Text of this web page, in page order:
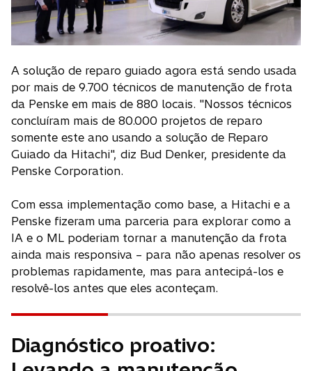
A solução de reparo guiado agora está sendo usada
por mais de 9.700 técnicos de manutenção de frota
da Penske em mais de 880 locais. "Nossos técnicos
concluíram mais de 80.000 projetos de reparo
somente este ano usando a solução de Reparo
Guiado da Hitachi", diz Bud Denker, presidente da
Penske Corporation.
Com essa implementação como base, a Hitachi e a
Penske fizeram uma parceria para explorar como a
IA e o ML poderiam tornar a manutenção da frota
ainda mais responsiva – para não apenas resolver os
problemas rapidamente, mas para antecipá-los e
resolvê-los antes que eles aconteçam.
Diagnóstico proativo: